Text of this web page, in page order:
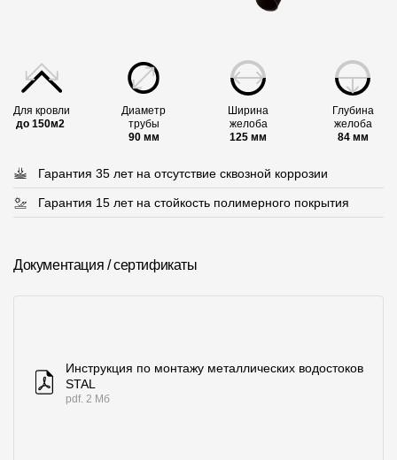
Водосборник
Чердачные лестницы
Документация
Документация
Инструкции по монтажу
Гарантии
Для кровли
до 150м2
Диаметр
трубы
90 мм
Ширина
желоба
125 мм
Глубина
желоба
84 мм
Гарантия 35 летна отсутствие сквозной коррозии
Гарантия 15 летна стойкость полимерного покрытия
Документация / сертификаты
Инструкция по монтажу металлических водостоков
STAL
pdf. 2 Мб